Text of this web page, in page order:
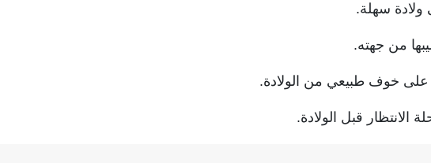
ولادة سهلة.
من جهته.
على خوف طبيعي من الولادة.
قبل الولادة.